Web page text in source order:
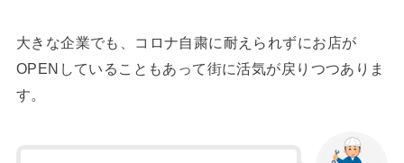
大きな企業でも、コロナ自粛に耐えられずにお店が
OPENしていることもあって街に活気が戻りつつありま
す。